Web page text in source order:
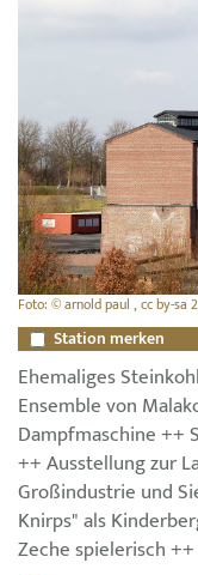
Foto: © arnold paul , cc by-sa
Station merken
Ehemaliges
Ensemble von
Dampfmaschine ++
++ Ausstellung zur
Großindustrie und
Knirps" als
Zeche spielerisch ++